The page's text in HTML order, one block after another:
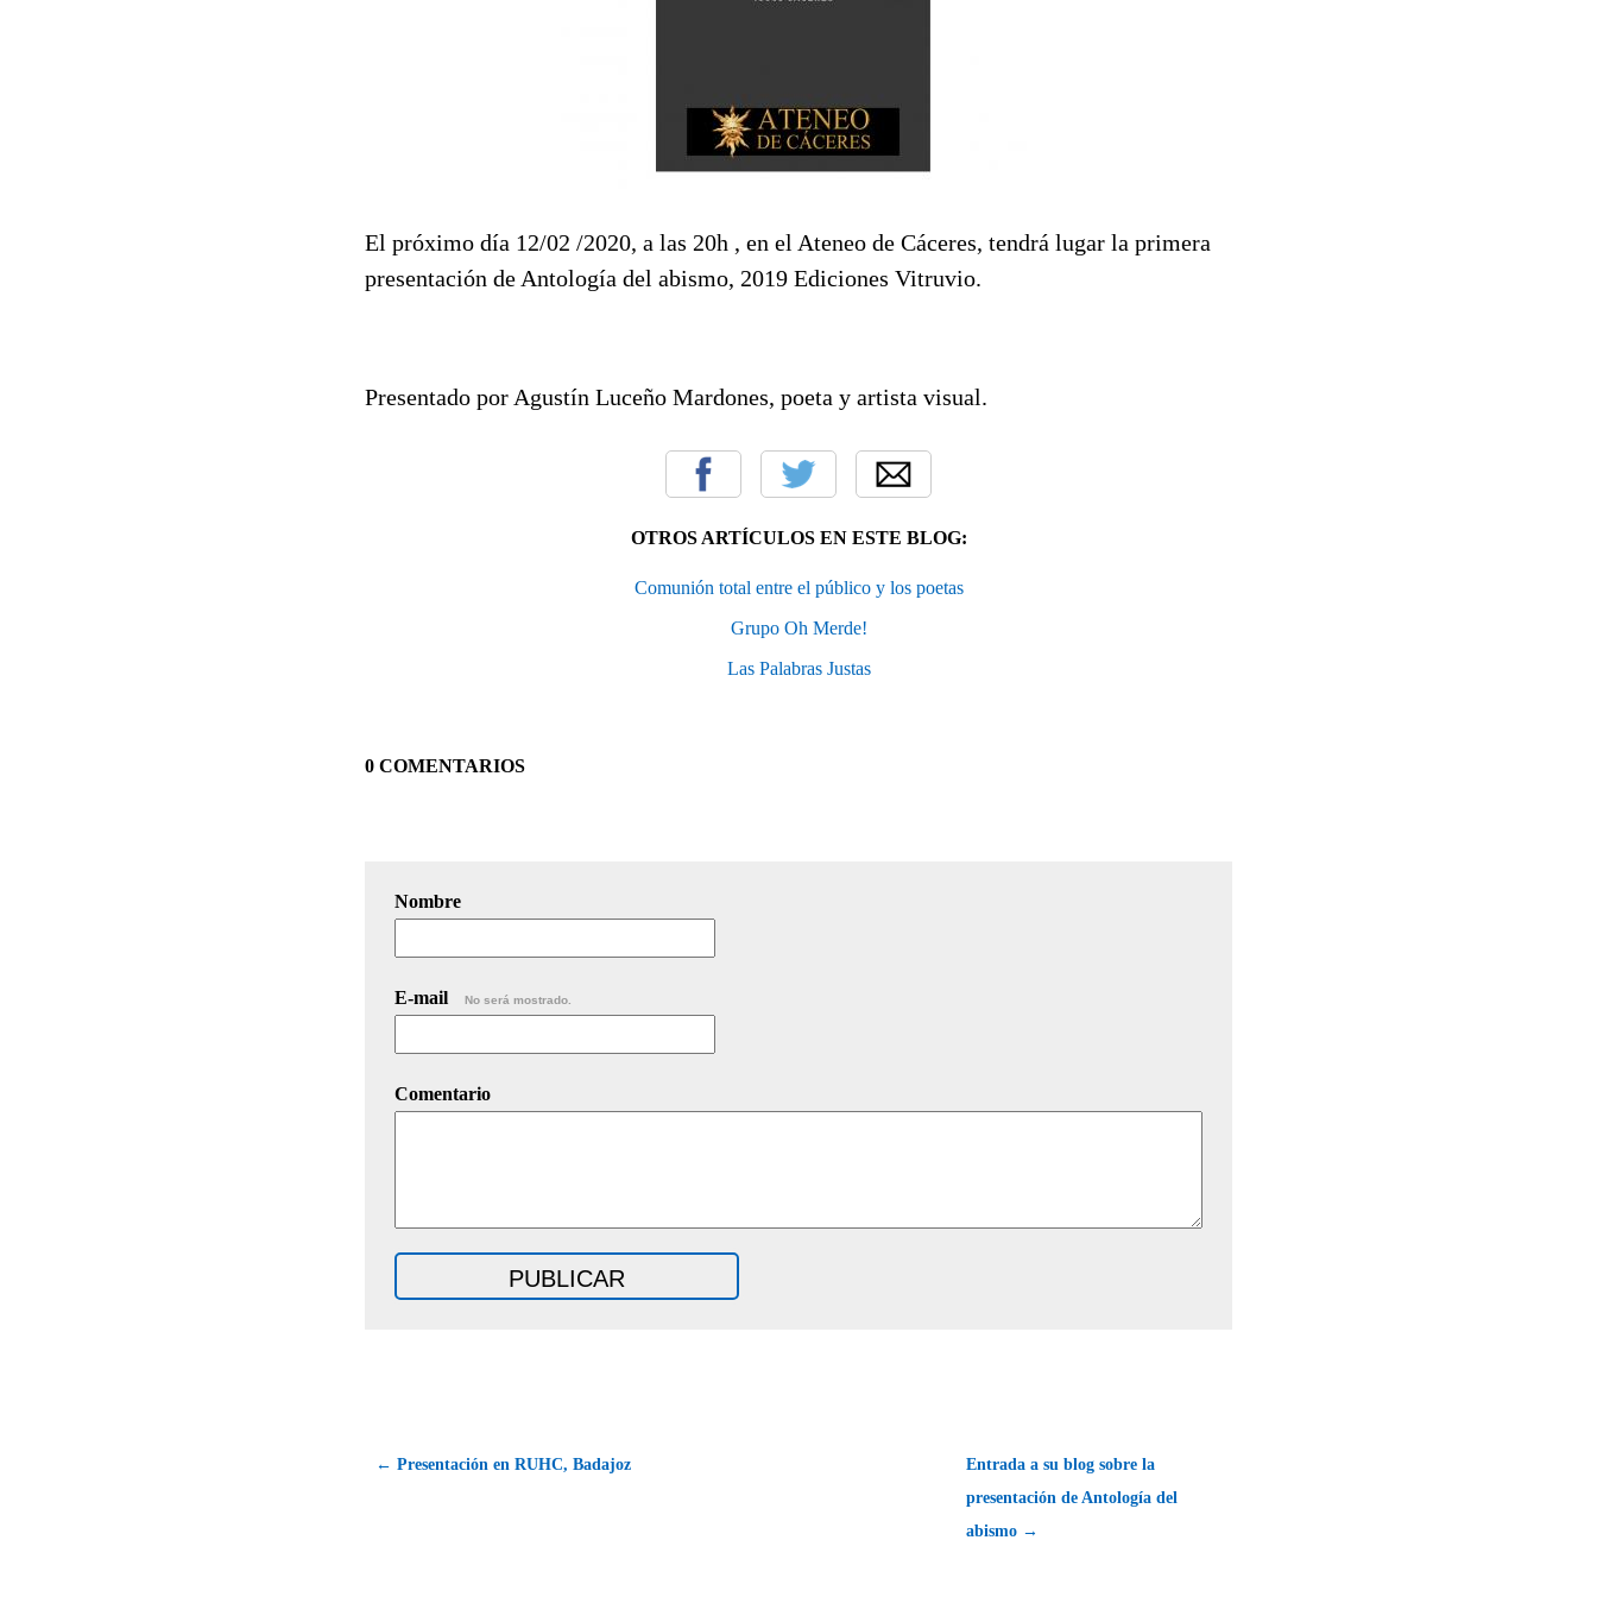
El próximo día 12/02 /2020, a las 20h , en el Ateneo de Cáceres, tendrá lugar la primera
presentación de Antología del abismo, 2019 Ediciones Vitruvio.
Presentado por Agustín Luceño Mardones, poeta y artista visual.
OTROS ARTÍCULOS EN ESTE BLOG:
Comunión total entre el público y los poetas
Grupo Oh Merde!
Las Palabras Justas
0 COMENTARIOS
Nombre
E-mail No será mostrado.
Comentario
← Presentación en RUHC, Badajoz
Entrada a su blog sobre la
presentación de Antología del
abismo →